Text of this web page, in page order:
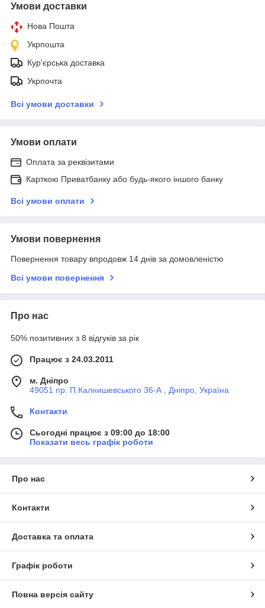
Умови доставки
Нова Пошта
Укрпошта
Кур'єрська доставка
Укрпочта
Всі умови доставки
Умови оплати
Оплата за реквізитами
Карткою Приватбанку або будь-якого іншого банку
Всі умови оплати
Умови повернення
Повернення товару впродовж 14 днів за домовленістю
Всі умови повернення
Про нас
50% позитивних з 8 відгуків за рік
Працює з 24.03.2011
м. Дніпро
49051 пр. П.Калнишевського 36-А , Дніпро, Україна
Контакти
Сьогодні працює з 09:00 до 18:00
Показати весь графік роботи
Про нас
Контакти
Доставка та оплата
Графік роботи
Повна версія сайту